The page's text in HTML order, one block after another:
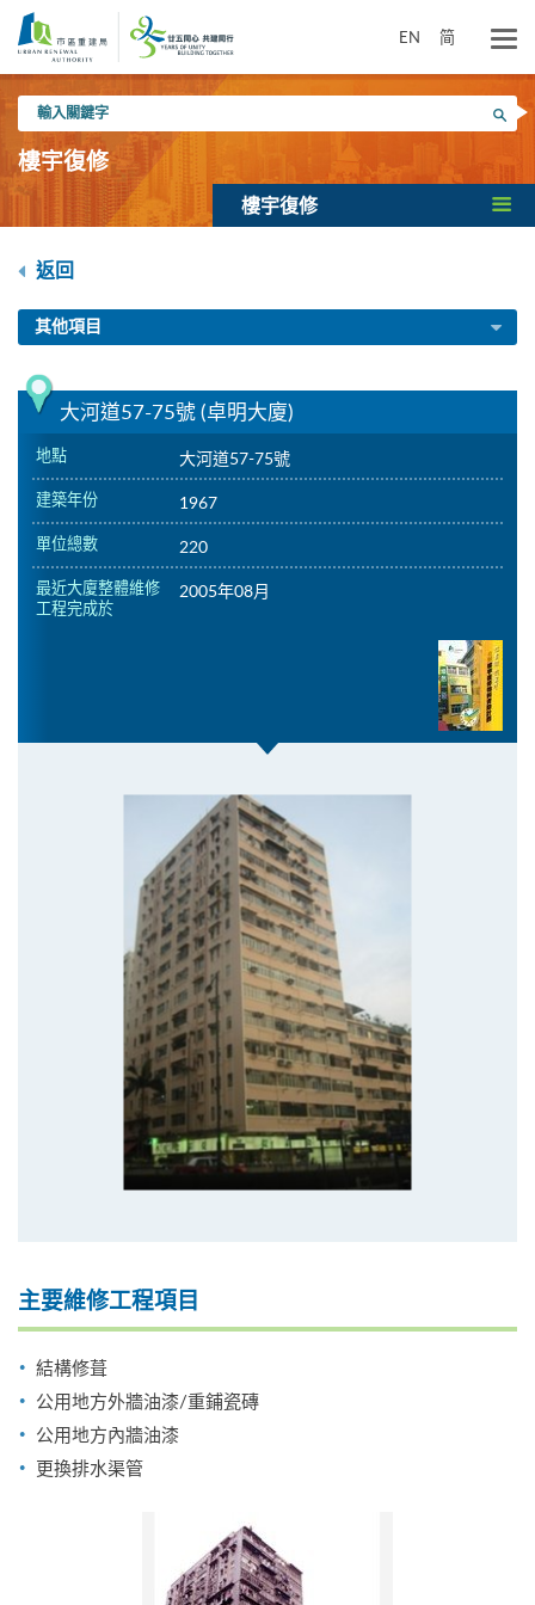
內
EN 简
入
關
鍵
搜尋
樓宇復修
樓宇復修
返回
其他項目
大河道57-75號 (卓明大廈)
地點 大河道57-75號
建築年份 1967
單位總數 220
最近大廈整體維修
工程完成於
2005年08月
主要維修工程項目
結構修葺
公用地方外牆油漆/重鋪瓷磚
公用地方內牆油漆
更換排水渠管